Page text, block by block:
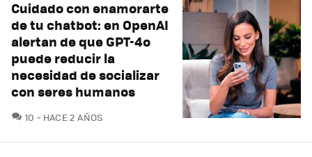
Cuidado con enamorarte
de tu chatbot: en OpenAI
alertan de que GPT-4o
puede reducir la
necesidad de socializar
con seres humanos
10 COMENTARIOS
HACE 2 AÑOS